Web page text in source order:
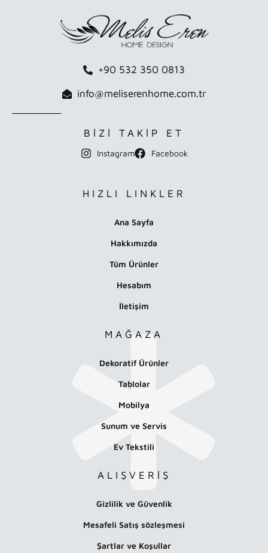
+90 532 350 0813
info@meliserenhome.com.tr
BİZİ TAKİP ET
Instagram Facebook
HIZLI LINKLER
Ana Sayfa
Hakkımızda
Tüm Ürünler
Hesabım
İletişim
MAĞAZA
Dekoratif Ürünler
Tablolar
Mobilya
Sunum ve Servis
Ev Tekstili
ALIŞVERİŞ
Gizlilik ve Güvenlik
Mesafeli Satış sözleşmesi
Şartlar ve Koşullar